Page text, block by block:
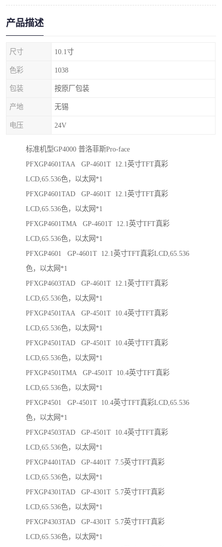
产品描述
尺寸 10.1寸
色彩 1038
包装 按原厂包装
产地 无锡
电压 24V
标准机型GP4000 普洛菲斯Pro-face
PFXGP4601TAA GP-4601T 12.1英寸TFT真彩
LCD,65.536色，以太网*1
PFXGP4601TAD GP-4601T 12.1英寸TFT真彩
LCD,65.536色，以太网*1
PFXGP4601TMA GP-4601T 12.1英寸TFT真彩
LCD,65.536色，以太网*1
PFXGP4601 GP-4601T 12.1英寸TFT真彩LCD,65.536
色，以太网*1
PFXGP4603TAD GP-4601T 12.1英寸TFT真彩
LCD,65.536色，以太网*1
PFXGP4501TAA GP-4501T 10.4英寸TFT真彩
LCD,65.536色，以太网*1
PFXGP4501TAD GP-4501T 10.4英寸TFT真彩
LCD,65.536色，以太网*1
PFXGP4501TMA GP-4501T 10.4英寸TFT真彩
LCD,65.536色，以太网*1
PFXGP4501 GP-4501T 10.4英寸TFT真彩LCD,65.536
色，以太网*1
PFXGP4503TAD GP-4501T 10.4英寸TFT真彩
LCD,65.536色，以太网*1
PFXGP4401TAD GP-4401T 7.5英寸TFT真彩
LCD,65.536色，以太网*1
PFXGP4301TAD GP-4301T 5.7英寸TFT真彩
LCD,65.536色，以太网*1
PFXGP4303TAD GP-4301T 5.7英寸TFT真彩
LCD,65.536色，以太网*1